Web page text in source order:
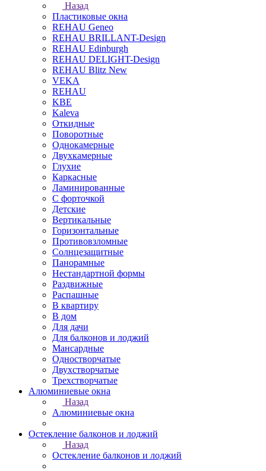
Назад
Пластиковые окна
REHAU Geneo
REHAU BRILLANT-Design
REHAU Edinburgh
REHAU DELIGHT-Design
REHAU Blitz New
VEKA
REHAU
KBE
Kaleva
Откидные
Поворотные
Однокамерные
Двухкамерные
Глухие
Каркасные
Ламинированные
С форточкой
Детские
Вертикальные
Горизонтальные
Противовзломные
Солнцезащитные
Панорамные
Нестандартной формы
Раздвижные
Распашные
В квартиру
В дом
Для дачи
Для балконов и лоджий
Мансардные
Одностворчатые
Двухстворчатые
Трехстворчатые
Алюминиевые окна
Назад
Алюминиевые окна
Остекление балконов и лоджий
Назад
Остекление балконов и лоджий